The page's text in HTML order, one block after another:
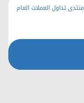
منتدى تداول العملات العام